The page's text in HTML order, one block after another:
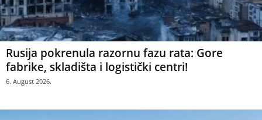
Rusija pokrenula razornu fazu rata: Gore
fabrike, skladišta i logistički centri!
6. August 2026.